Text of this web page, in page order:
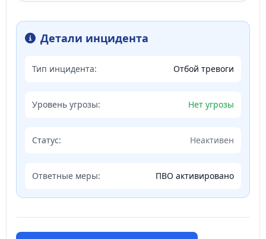
Детали инцидента
Тип инцидента: Отбой тревоги
Уровень угрозы: Нет угрозы
Статус: Неактивен
Ответные меры: ПВО активировано